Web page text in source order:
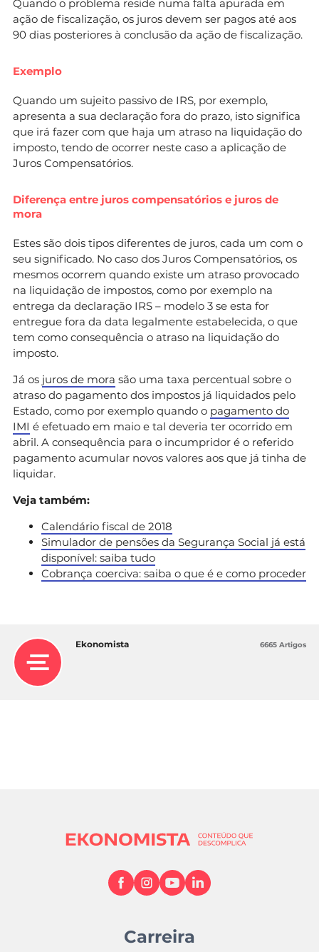
Quando o problema reside numa falta apurada em
ação de fiscalização, os juros devem ser pagos até aos
90 dias posteriores à conclusão da ação de fiscalização.
Exemplo
Quando um sujeito passivo de IRS, por exemplo,
apresenta a sua declaração fora do prazo, isto significa
que irá fazer com que haja um atraso na liquidação do
imposto, tendo de ocorrer neste caso a aplicação de
Juros Compensatórios.
Diferença entre juros compensatórios e juros de
mora
Estes são dois tipos diferentes de juros, cada um com o
seu significado. No caso dos Juros Compensatórios, os
mesmos ocorrem quando existe um atraso provocado
na liquidação de impostos, como por exemplo na
entrega da declaração IRS – modelo 3 se esta for
entregue fora da data legalmente estabelecida, o que
tem como consequência o atraso na liquidação do
imposto.
Já os juros de mora são uma taxa percentual sobre o
atraso do pagamento dos impostos já liquidados pelo
Estado, como por exemplo quando o pagamento do
IMI é efetuado em maio e tal deveria ter ocorrido em
abril. A consequência para o incumpridor é o referido
pagamento acumular novos valores aos que já tinha de
liquidar.
Veja também:
Calendário fiscal de 2018
Simulador de pensões da Segurança Social já está
disponível: saiba tudo
Cobrança coerciva: saiba o que é e como proceder
Ekonomista 6665 Artigos
Carreira